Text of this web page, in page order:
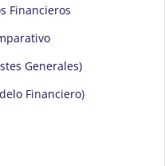
Financieros
Generales)
Financiero)